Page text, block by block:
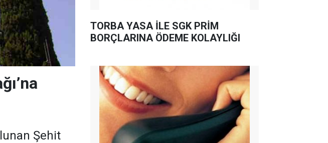
Şehit
TORBA YASA İLE SGK PRİM
BORÇLARINA ÖDEME KOLAYLIĞI